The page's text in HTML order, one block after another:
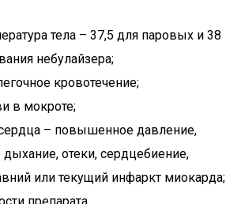
тела – 37,5 для паровых и 38
небулайзера;
кровотечение;
в мокроте;
– повышенное давление,
дыхание, отеки, сердцебиение,
или текущий инфаркт миокарда;